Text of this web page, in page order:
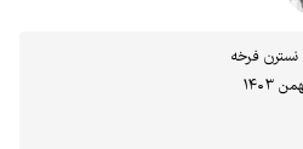
نسترن فرخه